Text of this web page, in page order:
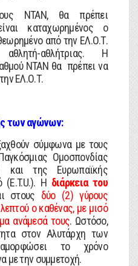
ΝΤΑΝ, θα πρέπει
καταχωρημένος ο
από την ΕΛ.Ο.Τ.
αθλήτριας. Η
ΝΤΑΝ θα πρέπει να
ΕΛ.Ο.Τ.
των αγώνων:
σύμφωνα με τους
Ομοσπονδίας
και της Ευρωπαϊκής
(E.T.U.). Η διάρκεια του
στους δύο (2) γύρους
ο καθένας, με μισό
ανάμεσά τους. Ωστόσο,
στον Αλυτάρχη των
το χρόνο
με την συμμετοχή.